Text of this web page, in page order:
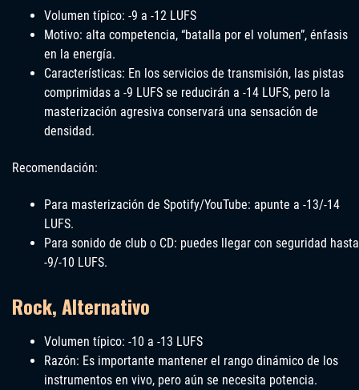
Volumen típico: -9 a -12 LUFS
Motivo: alta competencia, “batalla por el volumen”, énfasis
en la energía.
Características: En los servicios de transmisión, las pistas
comprimidas a -9 LUFS se reducirán a -14 LUFS, pero la
masterización agresiva conservará una sensación de
densidad.
Recomendación:
Para masterización de Spotify/YouTube: apunte a -13/-14
LUFS.
Para sonido de club o CD: puedes llegar con seguridad hasta
-9/-10 LUFS.
Rock, Alternativo
Volumen típico: -10 a -13 LUFS
Razón: Es importante mantener el rango dinámico de los
instrumentos en vivo, pero aún se necesita potencia.